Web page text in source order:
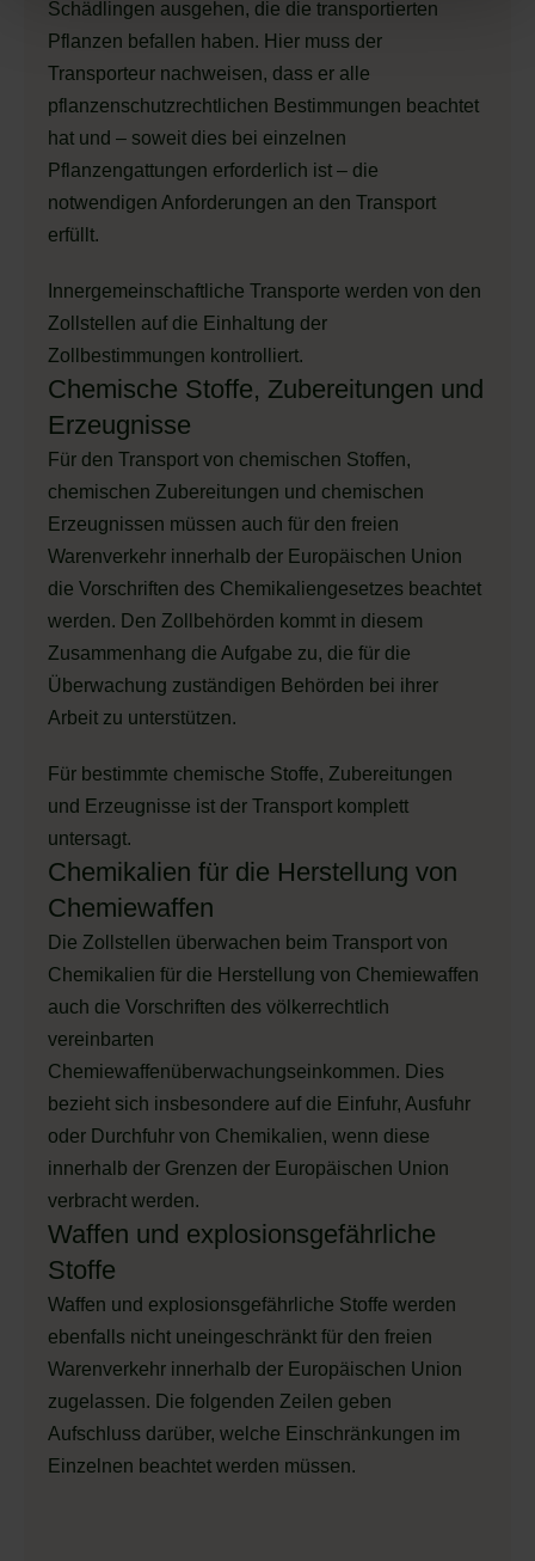
Schädlingen ausgehen, die die transportierten
Pflanzen befallen haben. Hier muss der
Transporteur nachweisen, dass er alle
pflanzenschutzrechtlichen Bestimmungen beachtet
hat und – soweit dies bei einzelnen
Pflanzengattungen erforderlich ist – die
notwendigen Anforderungen an den Transport
erfüllt.
Innergemeinschaftliche Transporte werden von den
Zollstellen auf die Einhaltung der
Zollbestimmungen kontrolliert.
Chemische Stoffe, Zubereitungen und
Erzeugnisse
Für den Transport von chemischen Stoffen,
chemischen Zubereitungen und chemischen
Erzeugnissen müssen auch für den freien
Warenverkehr innerhalb der Europäischen Union
die Vorschriften des Chemikaliengesetzes beachtet
werden. Den Zollbehörden kommt in diesem
Zusammenhang die Aufgabe zu, die für die
Überwachung zuständigen Behörden bei ihrer
Arbeit zu unterstützen.
Für bestimmte chemische Stoffe, Zubereitungen
und Erzeugnisse ist der Transport komplett
untersagt.
Chemikalien für die Herstellung von
Chemiewaffen
Die Zollstellen überwachen beim Transport von
Chemikalien für die Herstellung von Chemiewaffen
auch die Vorschriften des völkerrechtlich
vereinbarten
Chemiewaffenüberwachungseinkommen. Dies
bezieht sich insbesondere auf die Einfuhr, Ausfuhr
oder Durchfuhr von Chemikalien, wenn diese
innerhalb der Grenzen der Europäischen Union
verbracht werden.
Waffen und explosionsgefährliche
Stoffe
Waffen und explosionsgefährliche Stoffe werden
ebenfalls nicht uneingeschränkt für den freien
Warenverkehr innerhalb der Europäischen Union
zugelassen. Die folgenden Zeilen geben
Aufschluss darüber, welche Einschränkungen im
Einzelnen beachtet werden müssen.